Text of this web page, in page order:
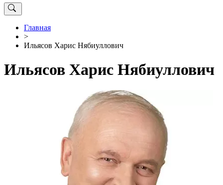
Главная
>
Ильясов Харис Нябиуллович
Ильясов Харис Нябиуллович